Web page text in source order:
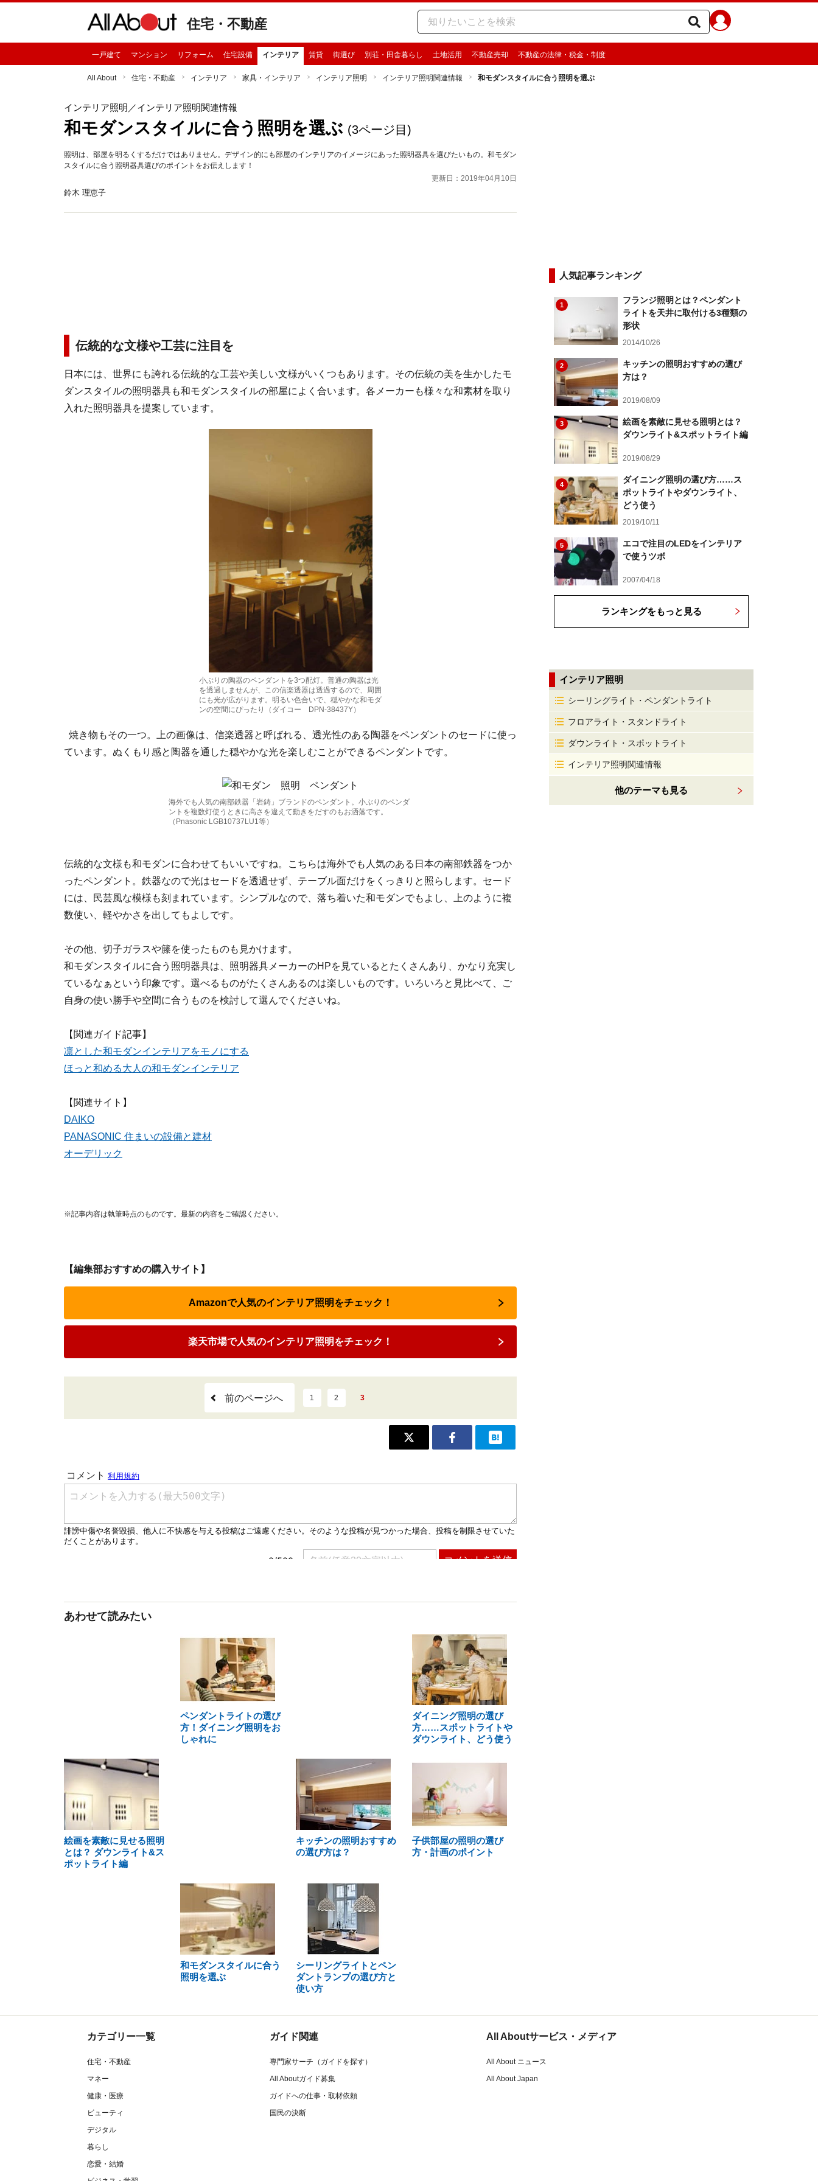
住宅・不動産
一戸建て マンション リフォーム 住宅設備 インテリア 賃貸 街選び 別荘・田舎暮らし 土地活用 不動産売却 不動産の法律・税金・制度
All About 住宅・不動産 インテリア 家具・インテリア インテリア照明 インテリア照明関連情報 和モダンスタイルに合う照明を選ぶ
インテリア照明 ／インテリア照明関連情報
和モダンスタイルに合う照明を選ぶ (3ページ目)
照明は、部屋を明るくするだけではありません。デザイン的にも部屋のインテリアのイメージにあった照明器具を選びたいもの。和モダン
スタイルに合う照明器具選びのポイントをお伝えします！
更新日：2019年04月10日
鈴木 理恵子
伝統的な文様や工芸に注目を
日本には、世界にも誇れる伝統的な工芸や美しい文様がいくつもあります。その伝統の美を生かしたモ
ダンスタイルの照明器具も和モダンスタイルの部屋によく合います。各メーカーも様々な和素材を取り
入れた照明器具を提案しています。
小ぶりの陶器のペンダントを3つ配灯。普通の陶器は光
を透過しませんが、この信楽透器は透過するので、周囲
にも光が広がります。明るい色合いで、穏やかな和モダ
ンの空間にぴったり（ダイコー DPN-38437Y）
焼き物もその一つ。上の画像は、信楽透器と呼ばれる、透光性のある陶器をペンダントのセードに使っ
ています。ぬくもり感と陶器を通した穏やかな光を楽しむことができるペンダントです。
海外でも人気の南部鉄器「岩鋳」ブランドのペンダント。小ぶりのペンダ
ントを複数灯使うときに高さを違えて動きをだすのもお洒落です。
（Pnasonic LGB10737LU1等）
伝統的な文様も和モダンに合わせてもいいですね。こちらは海外でも人気のある日本の南部鉄器をつか
ったペンダント。鉄器なので光はセードを透過せず、テーブル面だけをくっきりと照らします。セード
には、民芸風な模様も刻まれています。シンプルなので、落ち着いた和モダンでもよし、上のように複
数使い、軽やかさを出してもよしです。
その他、切子ガラスや籐を使ったものも見かけます。
和モダンスタイルに合う照明器具は、照明器具メーカーのHPを見ているとたくさんあり、かなり充実し
ているなぁという印象です。選べるものがたくさんあるのは楽しいものです。いろいろと見比べて、ご
自身の使い勝手や空間に合うものを検討して選んでくださいね。
【関連ガイド記事】
凛とした和モダンインテリアをモノにする
ほっと和める大人の和モダンインテリア
【関連サイト】
DAIKO
PANASONIC 住まいの設備と建材
オーデリック
※記事内容は執筆時点のものです。最新の内容をご確認ください。
【編集部おすすめの購入サイト】
Amazonで人気のインテリア照明をチェック！
楽天市場で人気のインテリア照明をチェック！
前のページへ 1 2 3
あわせて読みたい
ペンダントライトの選び
方！ダイニング照明をお
しゃれに
ダイニング照明の選び
方……スポットライトや
ダウンライト、どう使う
絵画を素敵に見せる照明
とは？ ダウンライト&ス
ポットライト編
キッチンの照明おすすめ
の選び方は？
子供部屋の照明の選び
方・計画のポイント
和モダンスタイルに合う
照明を選ぶ
シーリングライトとペン
ダントランプの選び方と
使い方
人気記事ランキング
1
フランジ照明とは？ペンダント
ライトを天井に取付ける3種類の
形状
2014/10/26
2
キッチンの照明おすすめの選び
方は？
2019/08/09
3
絵画を素敵に見せる照明とは？
ダウンライト&スポットライト編
2019/08/29
4
ダイニング照明の選び方……ス
ポットライトやダウンライト、
どう使う
2019/10/11
5
エコで注目のLEDをインテリア
で使うツボ
2007/04/18
ランキングをもっと見る
インテリア照明
シーリングライト・ペンダントライト
フロアライト・スタンドライト
ダウンライト・スポットライト
インテリア照明関連情報
他のテーマも見る
カテゴリー一覧
住宅・不動産
マネー
健康・医療
ビューティ
デジタル
暮らし
恋愛・結婚
ガイド関連
専門家サーチ（ガイドを探す）
All Aboutガイド募集
ガイドへの仕事・取材依頼
国民の決断
All Aboutサービス・メディア
All About ニュース
All About Japan